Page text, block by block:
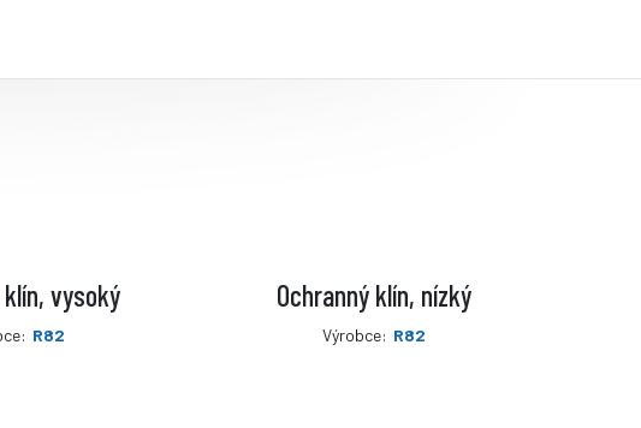
klín, vysoký
R82
Ochranný klín, nízký
Výrobce: R82